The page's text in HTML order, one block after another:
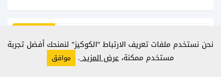
أشهر التطبيقات
نحن نستخدم ملفات تعريف الارتباط "الكوكيز" لنمنحك أفضل تجربة
مستخدم ممكنة، عرض المزيد. موافق